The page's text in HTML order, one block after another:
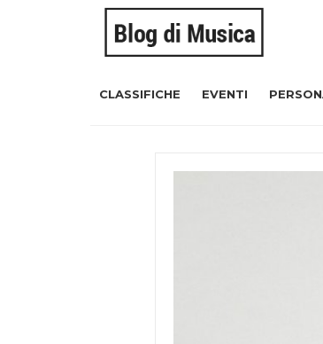
CLASSIFICHE EVENTI